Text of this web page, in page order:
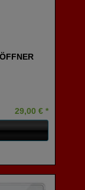
29,00 € *